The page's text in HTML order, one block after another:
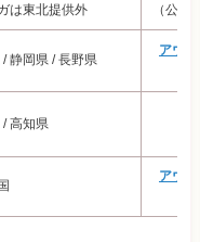
は東北提供外
（公式
静岡県 / 長野県
アウ
高知県
アウ